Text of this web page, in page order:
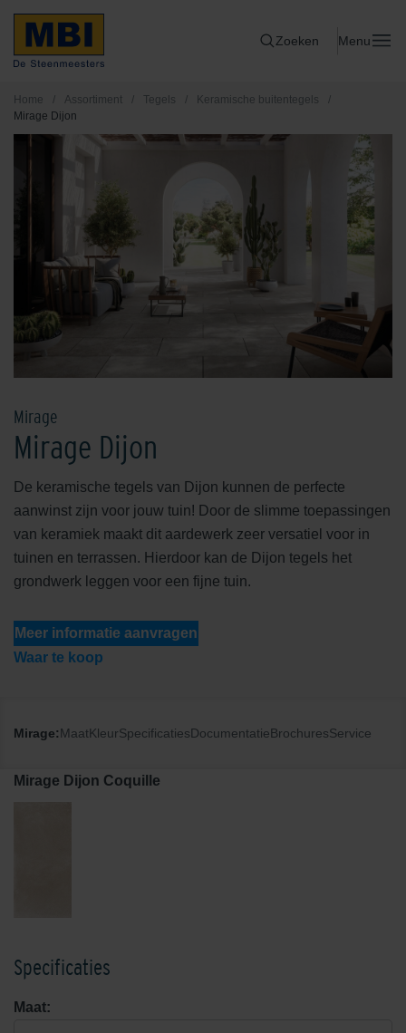
Zoeken Menu
Home / Assortiment / Tegels / Keramische buitentegels
/
Mirage Dijon
Mirage
Mirage Dijon
De keramische tegels van Dijon kunnen de perfecte
aanwinst zijn voor jouw tuin! Door de slimme toepassingen
van keramiek maakt dit aardewerk zeer versatiel voor in
tuinen en terrassen. Hierdoor kan de Dijon tegels het
grondwerk leggen voor een fijne tuin.
Meer informatie aanvragen
Waar te koop
Mirage:MaatKleurSpecificatiesDocumentatieBrochuresService
Mirage Dijon Coquille
Specificaties
Maat: